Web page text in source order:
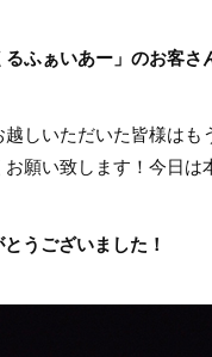
ふぁいあー」のお客さ
しいただいた皆様は
願い致します！今日は
うございました！